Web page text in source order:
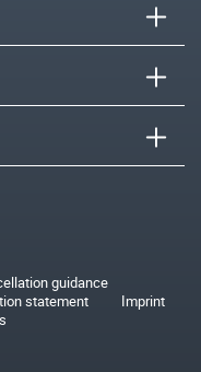
guidance
statement
Imprint